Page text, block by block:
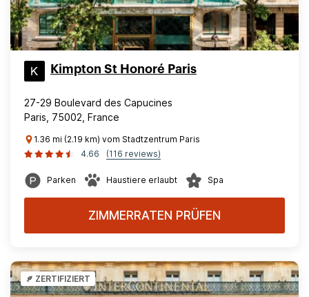
Kimpton St Honoré Paris
27-29 Boulevard des Capucines
Paris, 75002, France
1.36 mi (2.19 km) vom Stadtzentrum Paris
4.66
(116 reviews)
Parken Haustiere erlaubt Spa
ZIMMERRATEN PRÜFEN
ZERTIFIZIERT